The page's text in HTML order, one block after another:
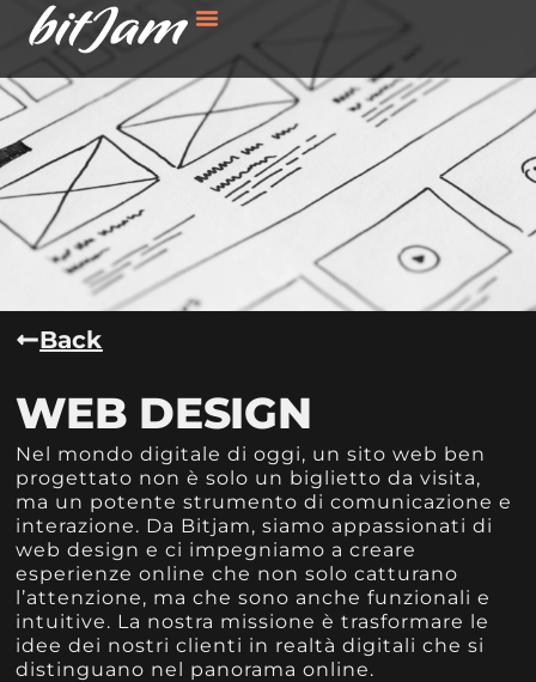
Back
WEB DESIGN
Nel mondo digitale di oggi, un sito web ben
progettato non è solo un biglietto da visita,
ma un potente strumento di comunicazione e
interazione. Da Bitjam, siamo appassionati di
web design e ci impegniamo a creare
esperienze online che non solo catturano
l’attenzione, ma che sono anche funzionali e
intuitive. La nostra missione è trasformare le
idee dei nostri clienti in realtà digitali che si
distinguano nel panorama online.